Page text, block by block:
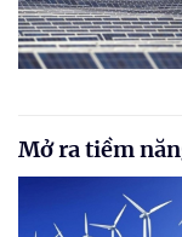
Mở ra tiềm